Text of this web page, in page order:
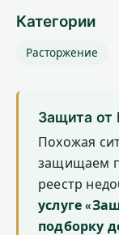
Категории
Расторжение
Защита от
Похожая
защищаем
реестр
услуге
подборку